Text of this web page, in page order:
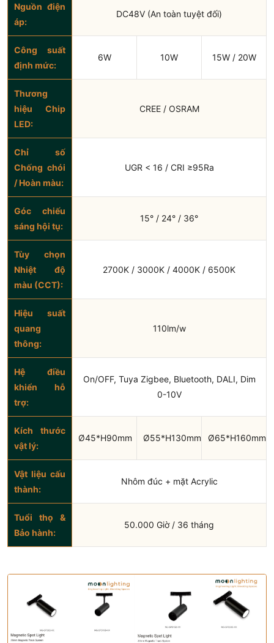
Nguồn điện
áp:
DC48V (An toàn tuyệt đối)
Công suất
định mức:
6W 10W 15W / 20W
Thương
hiệu Chip
LED:
CREE / OSRAM
Chỉ số
Chống chói
/ Hoàn màu:
UGR < 16 / CRI ≥95Ra
Góc chiếu
sáng hội tụ:
15° / 24° / 36°
Tùy chọn
Nhiệt độ
màu (CCT):
2700K / 3000K / 4000K / 6500K
Hiệu suất
quang
thông:
110lm/w
Hệ điều
khiển hỗ
trợ:
On/OFF, Tuya Zigbee, Bluetooth, DALI, Dim
0-10V
Kích thước
vật lý:
Ø45*H90mm Ø55*H130mm Ø65*H160mm
Vật liệu cấu
thành:
Nhôm đúc + mặt Acrylic
Tuổi thọ &
Bảo hành:
50.000 Giờ / 36 tháng